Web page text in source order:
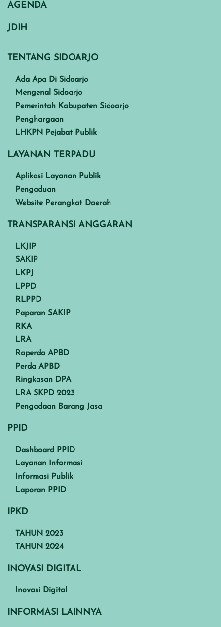
AGENDA
JDIH
TENTANG SIDOARJO
Ada Apa Di Sidoarjo
Mengenal Sidoarjo
Pemerintah Kabupaten Sidoarjo
Penghargaan
LHKPN Pejabat Publik
LAYANAN TERPADU
Aplikasi Layanan Publik
Pengaduan
Website Perangkat Daerah
TRANSPARANSI ANGGARAN
LKJIP
SAKIP
LKPJ
LPPD
RLPPD
Paparan SAKIP
RKA
LRA
Raperda APBD
Perda APBD
Ringkasan DPA
LRA SKPD 2023
Pengadaan Barang Jasa
PPID
Dashboard PPID
Layanan Informasi
Informasi Publik
Laporan PPID
IPKD
TAHUN 2023
TAHUN 2024
INOVASI DIGITAL
Inovasi Digital
INFORMASI LAINNYA